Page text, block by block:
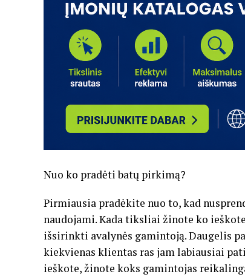
Nuo ko pradėti batų pirkimą?
Pirmiausia pradėkite nuo to, kad
naudojami. Kada tiksliai žinote ko
išsirinkti avalynės gamintoją. Daugelis
kiekvienas klientas ras jam labiausiai
ieškote, žinote koks gamintojas